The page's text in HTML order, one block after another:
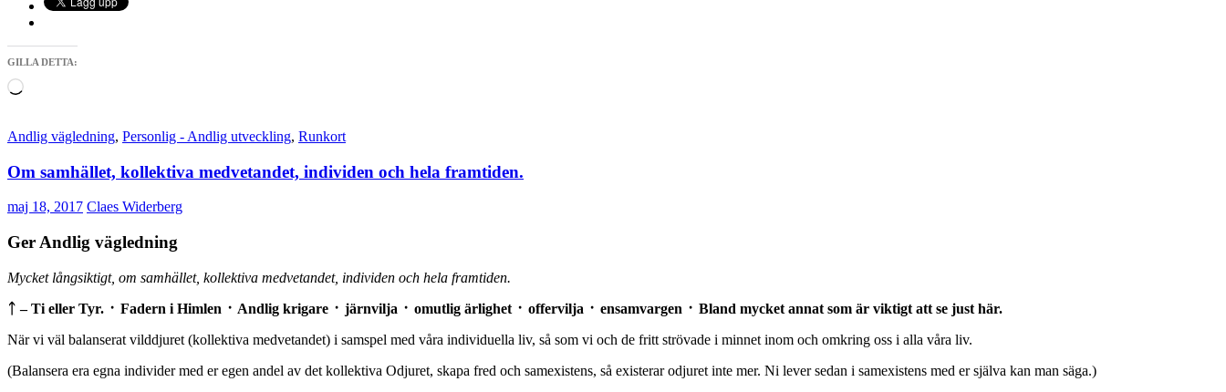
GILLA DETTA:
Laddar
Andlig vägledning, Personlig - Andlig utveckling, Runkort
Om samhället, kollektiva medvetandet, individen och hela framtiden.
maj 18, 2017 Claes Widerberg
Ger Andlig vägledning
Mycket långsiktigt, om samhället, kollektiva medvetandet, individen och hela framtiden.
ᛏ – Ti eller Tyr. ᛫ Fadern i Himlen ᛫ Andlig krigare ᛫ järnvilja ᛫ omutlig ärlighet ᛫ offervilja ᛫ ensamvargen ᛫ Bland mycket annat som är viktigt att se just här.
När vi väl balanserat vilddjuret (kollektiva medvetandet) i samspel med våra individuella liv, så som vi och de fritt strövade i minnet inom och omkring oss i alla våra liv.
(Balansera era egna individer med er egen andel av det kollektiva Odjuret, skapa fred och samexistens, så existerar odjuret inte mer. Ni lever sedan i samexistens med er själva kan man säga.)